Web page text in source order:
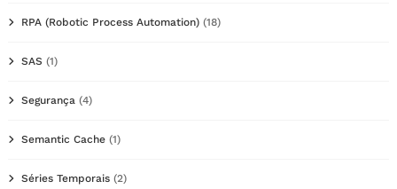
RPA (Robotic Process Automation) (18)
SAS (1)
Segurança (4)
Semantic Cache (1)
Séries Temporais (2)